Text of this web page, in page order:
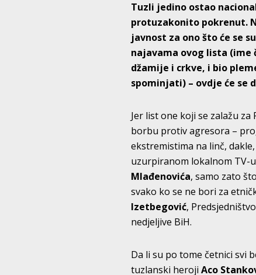
Tuzli jedino ostao
protuzakonito pokrenut.
javnost za ono što će se
najavama ovog lista (ime
džamije i crkve, i bio
spominjati) – ovdje će se
Jer list one koji se zalažu
borbu protiv agresora –
ekstremistima na linč,
uzurpiranom lokalnom TV-
Mlađenovića, samo zato
svako ko se ne bori za
Izetbegović,
nedjeljive BiH.
Da li su po tome četnici svi
tuzlanski herojiAco